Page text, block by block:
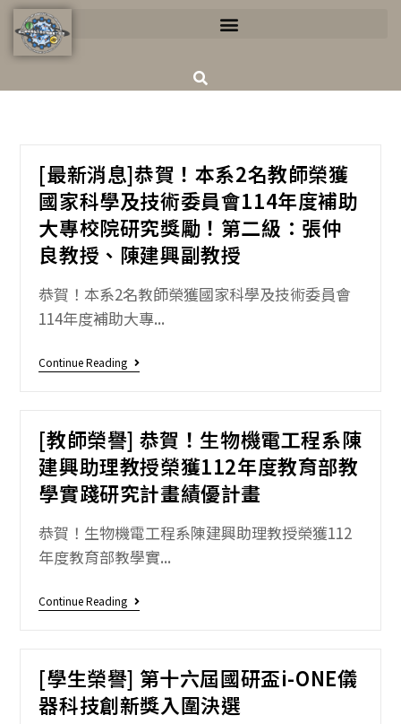
[最新消息]恭賀！本系2名教師榮獲
國家科學及技術委員會114年度補助
大專校院研究獎勵！第二級：張仲
良教授、陳建興副教授
恭賀！本系2名教師榮獲國家科學及技術委員會
114年度補助大專...
Continue Reading
[教師榮譽] 恭賀！生物機電工程系陳
建興助理教授榮獲112年度教育部教
學實踐研究計畫績優計畫
恭賀！生物機電工程系陳建興助理教授榮獲112
年度教育部教學實...
Continue Reading
[學生榮譽] 第十六屆國研盃i-ONE儀
器科技創新獎入圍決選